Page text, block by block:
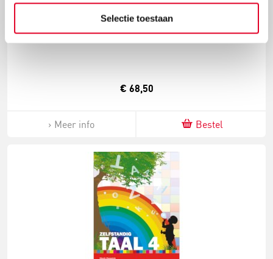
Selectie toestaan
€ 68,50
Meer info Bestel